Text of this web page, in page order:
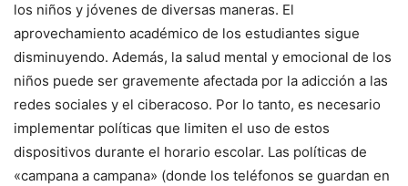
los niños y jóvenes de diversas maneras. El
aprovechamiento académico de los estudiantes sigue
disminuyendo. Además, la salud mental y emocional de los
niños puede ser gravemente afectada por la adicción a las
redes sociales y el ciberacoso. Por lo tanto, es necesario
implementar políticas que limiten el uso de estos
dispositivos durante el horario escolar. Las políticas de
«campana a campana» (donde los teléfonos se guardan en